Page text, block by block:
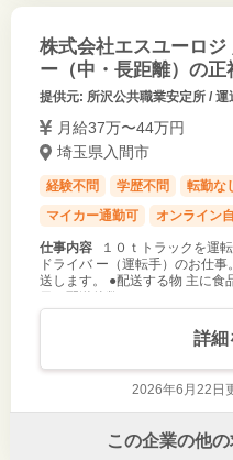
株式会社エスユーロ
ー（中・長距離）の正
提供元: 所沢公共職業安定所 /
月給37万〜44万円
埼玉県入間市
経験不問 学歴不問 転勤な
マイカー通勤可
オンライン
仕事内容
１０ｔトラックを運
ドライバ ー（運転手）のお仕
送します。 ●配送する物 主に食
で安心で
詳細
2026年6月22日
この企業の他